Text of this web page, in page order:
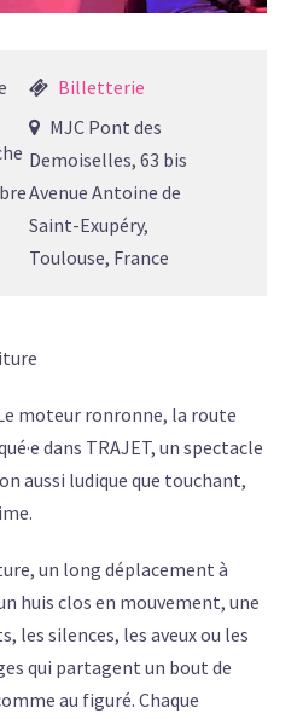
Billetterie
MJC Pont des
Demoiselles, 63 bis
Avenue Antoine de
Saint-Exupéry,
Toulouse, France
moteur ronronne, la route
dans TRAJET, un spectacle
aussi ludique que touchant,
un long déplacement à
huis clos en mouvement, une
les silences, les aveux ou les
qui partagent un bout de
au figuré. Chaque